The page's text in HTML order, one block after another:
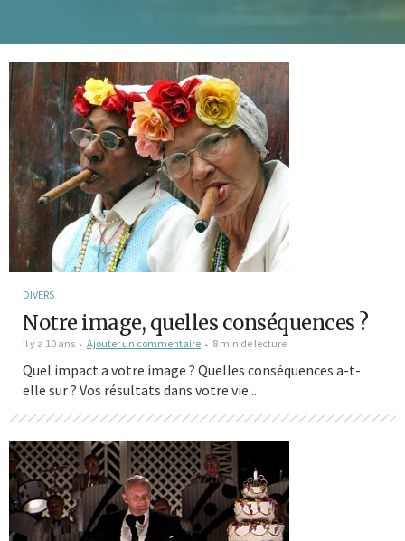
DIVERS
Notre image, quelles conséquences ?
Il y a 10 ans Ajouter un commentaire 8 min de lecture
Quel impact a votre image ? Quelles conséquences a-t-
elle sur ? Vos résultats dans votre vie...